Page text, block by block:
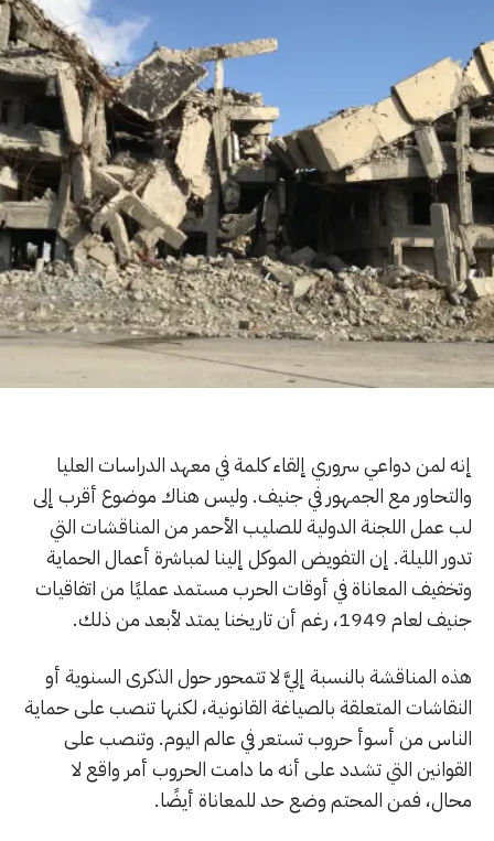
إنه لمن دواعي سروري إلقاء كلمة في معهد الدراسات العليا
والتحاور مع الجمهور في جنيف. وليس هناك موضوع أقرب إلى
لب عمل اللجنة الدولية للصليب الأحمر من المناقشات التي
تدور الليلة. إن التفويض الموكل إلينا لمباشرة أعمال الحماية
وتخفيف المعاناة في أوقات الحرب مستمد عمليًا من اتفاقيات
جنيف لعام 1949، رغم أن تاريخنا يمتد لأبعد من ذلك.
هذه المناقشة بالنسبة إليَّ لا تتمحور حول الذكرى السنوية أو
النقاشات المتعلقة بالصياغة القانونية، لكنها تنصب على حماية
الناس من أسوأ حروب تستعر في عالم اليوم. وتنصب على
القوانين التي تشدد على أنه ما دامت الحروب أمر واقع لا
محال، فمن المحتم وضع حد للمعاناة أيضًا.